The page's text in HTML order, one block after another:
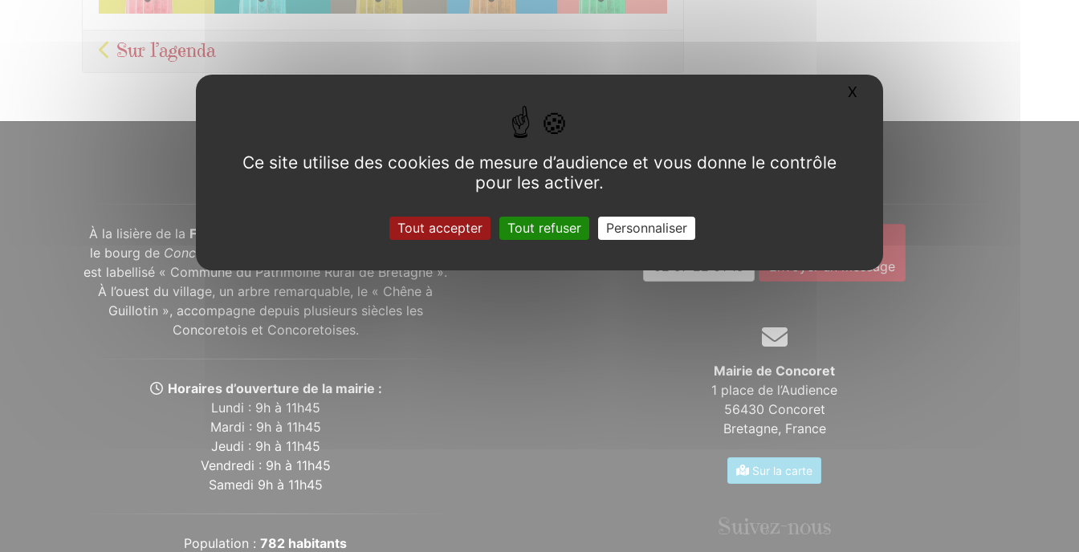
Sur l’agenda
À propos...
À la lisière de la Forêt de Brocéliande
, dans le pays Gallo,
le bourg de Concoret
est labellisé « Commune du Patrimoine Rural de Bretagne ».
À l’ouest du village, un arbre remarquable, le « Chêne à
Guillotin », accompagne depuis plusieurs siècles les
Concoretois et Concoretoises.
Horaires d’ouverture de la mairie :
Lundi : 9h à 11h45
Mardi : 9h à 11h45
Jeudi : 9h à 11h45
Vendredi : 9h à 11h45
Samedi 9h à 11h45
Population :782 habitants
Contact
Envoyer un message
Mairie de Concoret
1 place de l’Audience
56430 Concoret
Bretagne, France
Sur la carte
Suivez-nous
Ce site utilise des cookies de mesure d’audience et vous donne le contrôle
pour les activer.
Tout accepter Tout refuser Personnaliser
X Masquer le bandeau des cookies